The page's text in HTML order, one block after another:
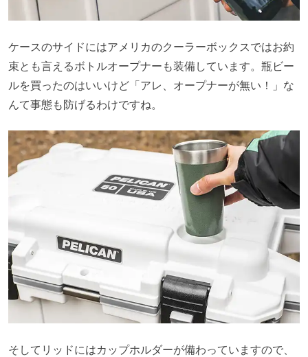
ケースのサイドにはアメリカのクーラーボックスではお約
束とも言えるボトルオープナーも装備しています。瓶ビー
ルを買ったのはいいけど「アレ、オープナーが無い！」な
んて事態も防げるわけですね。
そしてリッドにはカップホルダーが備わっていますので、